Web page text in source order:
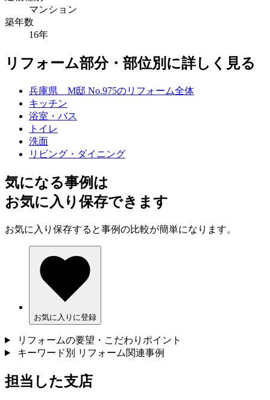
マンション
築年数
16年
リフォーム部分・部位別に詳しく見る
兵庫県 M邸 No.975のリフォーム全体
キッチン
浴室・バス
トイレ
洗面
リビング・ダイニング
気になる事例は
お気に入り保存できます
お気に入り保存すると事例の比較が簡単になります。
お気に入りに登録
リフォームの要望・こだわりポイント
キーワード別 リフォーム関連事例
担当した支店